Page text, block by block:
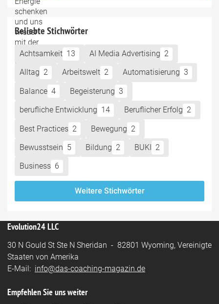
Beliebte Stichwörter
Achtsamkeit 13 AI Media Advertising 2
Alltag 2 Arbeitswelt 2 Automatisierung 3
Balance 4 Begeisterung 3
berufliche Entwicklung 14 Beruflicher Erfolg 2
Best Practices 2 Bewegung 2
Bewusstsein 5 Bildung 2 BUKI 2
Business 6
Weitere Stichwörter
Evolution24 LLC
30 N Gould St Ste N Sheridan - 82801 Wyoming, Vereinigte
Staaten von Amerika
E-Mail: info@das-coaching-magazin.de
Empfehlen Sie uns weiter